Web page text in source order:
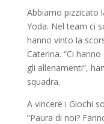
Abbiamo pizzicato
Yoda. Nel team ci
hanno vinto la
Caterina. “Ci
gli allenamenti”,
squadra.
A vincere i Giochi
“Paura di noi?